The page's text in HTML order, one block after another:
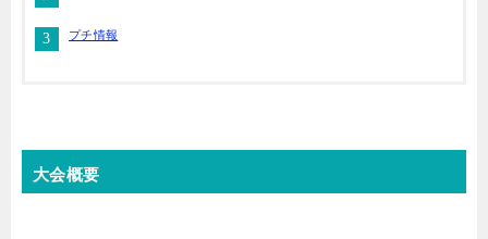
プチ情報
大会概要